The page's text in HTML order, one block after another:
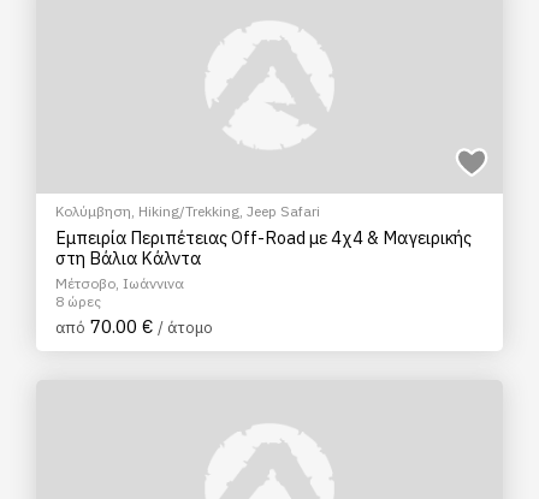
Κολύμβηση, Hiking/Trekking, Jeep Safari
Εμπειρία Περιπέτειας Off-Road με 4χ4 & Μαγειρικής
στη Βάλια Κάλντα
Μέτσοβο, Ιωάννινα
8 ώρες
από 70.00 € / άτομο